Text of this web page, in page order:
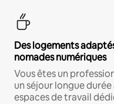
Des logements
nomades numériques
Vous êtes un
un séjour longue
espaces de travail